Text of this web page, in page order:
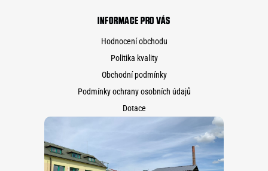
INFORMACE PRO VÁS
Hodnocení obchodu
Politika kvality
Obchodní podmínky
Podmínky ochrany osobních údajů
Dotace